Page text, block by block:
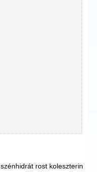
szénhidrát rost koleszterin